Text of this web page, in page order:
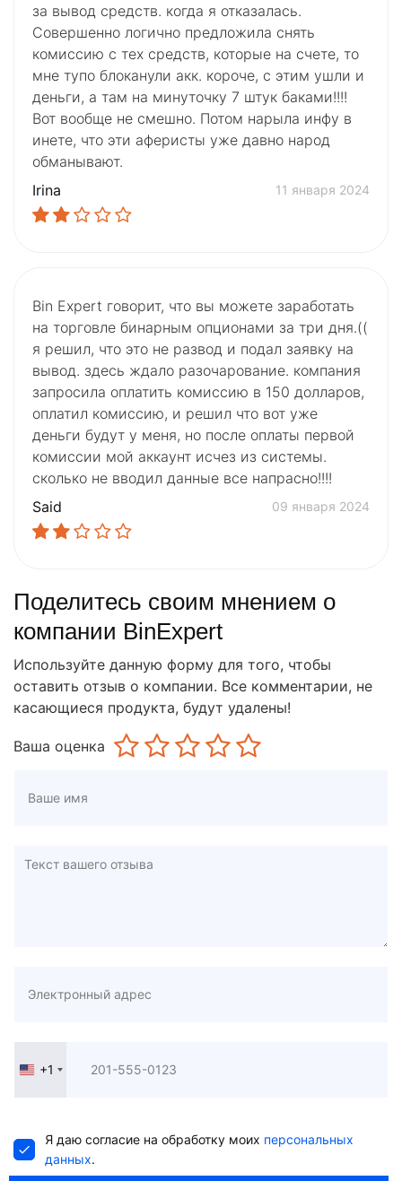
за вывод средств. когда я отказалась.
Совершенно логично предложила снять
комиссию с тех средств, которые на счете, то
мне тупо блоканули акк. короче, с этим ушли и
деньги, а там на минуточку 7 штук баками!!!!
Вот вообще не смешно. Потом нарыла инфу в
инете, что эти аферисты уже давно народ
обманывают.
Irina
11 января 2024
Bin Expert говорит, что вы можете заработать
на торговле бинарным опционами за три дня.((
я решил, что это не развод и подал заявку на
вывод. здесь ждало разочарование. компания
запросила оплатить комиссию в 150 долларов,
оплатил комиссию, и решил что вот уже
деньги будут у меня, но после оплаты первой
комиссии мой аккаунт исчез из системы.
сколько не вводил данные все напрасно!!!!
Said
09 января 2024
Поделитесь своим мнением о
компании BinExpert
Используйте данную форму для того, чтобы
оставить отзыв о компании. Все комментарии, не
касающиеся продукта, будут удалены!
Ваша оценка
United
+1
Я даю согласие на обработку моих персональных
данных.